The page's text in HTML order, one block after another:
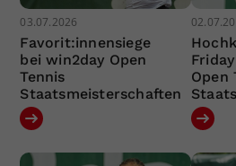
03.07.2026
Favorit:innensiege
bei win2day Open
Tennis
Staatsmeisterschaften
Open